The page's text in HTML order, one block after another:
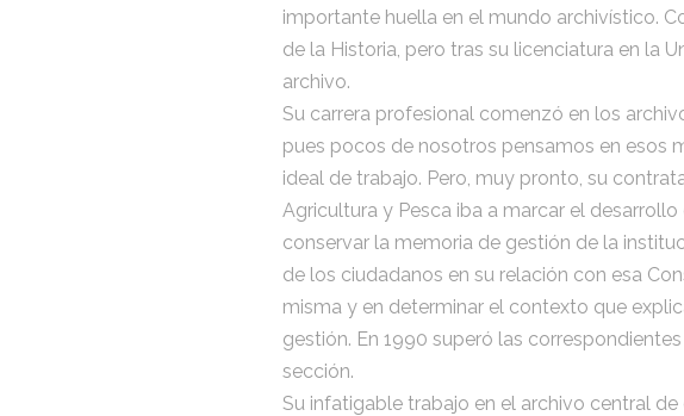
importante huella en el mundo archivístico.
de la Historia, pero tras su licenciatura en la
archivo.
Su carrera profesional comenzó en los
pues pocos de nosotros pensamos en esos
ideal de trabajo. Pero, muy pronto, su
Agricultura y Pesca iba a marcar el
conservar la memoria de gestión de la
de los ciudadanos en su relación con esa
misma y en determinar el contexto que
gestión. En 1990 superó las
sección.
Su infatigable trabajo en el archivo central